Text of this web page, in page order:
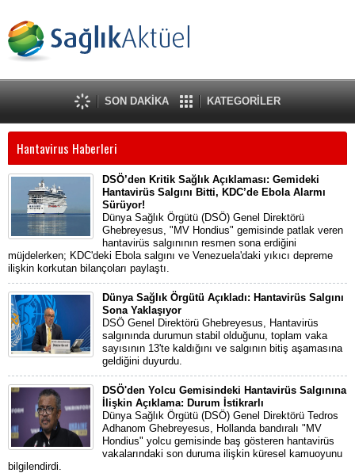
SON DAKİKA KATEGORİLER
Hantavirus Haberleri
DSÖ’den Kritik Sağlık Açıklaması: Gemideki
Hantavirüs Salgını Bitti, KDC’de Ebola Alarmı
Sürüyor!
Dünya Sağlık Örgütü (DSÖ) Genel Direktörü
Ghebreyesus, "MV Hondius" gemisinde patlak veren
hantavirüs salgınının resmen sona erdiğini
müjdelerken; KDC'deki Ebola salgını ve Venezuela'daki yıkıcı depreme
ilişkin korkutan bilançoları paylaştı.
Dünya Sağlık Örgütü Açıkladı: Hantavirüs Salgını
Sona Yaklaşıyor
DSÖ Genel Direktörü Ghebreyesus, Hantavirüs
salgınında durumun stabil olduğunu, toplam vaka
sayısının 13'te kaldığını ve salgının bitiş aşamasına
geldiğini duyurdu.
DSÖ'den Yolcu Gemisindeki Hantavirüs Salgınına
İlişkin Açıklama: Durum İstikrarlı
Dünya Sağlık Örgütü (DSÖ) Genel Direktörü Tedros
Adhanom Ghebreyesus, Hollanda bandıralı "MV
Hondius" yolcu gemisinde baş gösteren hantavirüs
vakalarındaki son duruma ilişkin küresel kamuoyunu
bilgilendirdi.